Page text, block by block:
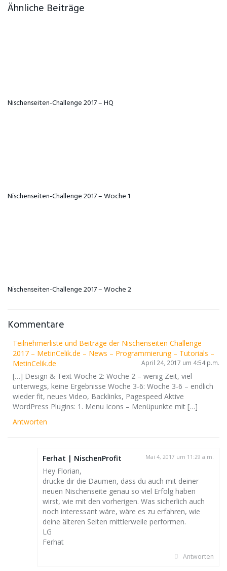
Ähnliche Beiträge
Nischenseiten-Challenge 2017 – HQ
Nischenseiten-Challenge 2017 – Woche 1
Nischenseiten-Challenge 2017 – Woche 2
Kommentare
Teilnehmerliste und Beiträge der Nischenseiten Challenge
2017 – MetinCelik.de – News – Programmierung – Tutorials –
MetinCelik.de
April 24, 2017 um 4:54 p.m.
[…] Design & Text Woche 2: Woche 2 – wenig Zeit, viel
unterwegs, keine Ergebnisse Woche 3-6: Woche 3-6 – endlich
wieder fit, neues Video, Backlinks, Pagespeed Aktive
WordPress Plugins: 1. Menu Icons – Menüpunkte mit […]
Antworten
Ferhat | NischenProfit Mai 4, 2017 um 11:29 a.m.
Hey Florian,
drücke dir die Daumen, dass du auch mit deiner
neuen Nischenseite genau so viel Erfolg haben
wirst, wie mit den vorherigen. Was sicherlich auch
noch interessant wäre, wäre es zu erfahren, wie
deine älteren Seiten mittlerweile performen.
LG
Ferhat
Antworten